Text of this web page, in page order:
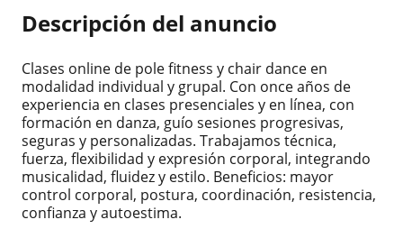
Descripción del anuncio
Clases online de pole fitness y chair dance en
modalidad individual y grupal. Con once años de
experiencia en clases presenciales y en línea, con
formación en danza, guío sesiones progresivas,
seguras y personalizadas. Trabajamos técnica,
fuerza, flexibilidad y expresión corporal, integrando
musicalidad, fluidez y estilo. Beneficios: mayor
control corporal, postura, coordinación, resistencia,
confianza y autoestima.